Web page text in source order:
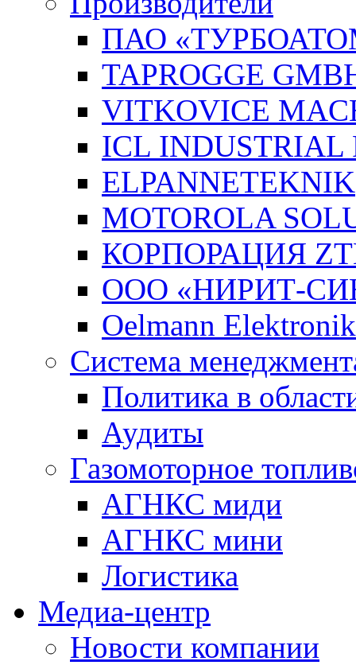
ПАО
TAPROGGE
VITKOVICE
ICL INDUSTRIAL
ELPANNETEKNIK
MOTOROLA
КОРПОРАЦИЯ
ООО «НИРИТ-
Oelmann
Система
Политика в
Аудиты
Газомоторное
АГНКС миди
АГНКС мини
Логистика
Медиа-центр
Новости компании